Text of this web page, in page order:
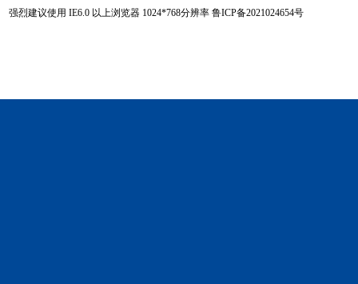
强烈建议使用 IE6.0 以上浏览器 1024*768分辨率 鲁ICP备2021024654号